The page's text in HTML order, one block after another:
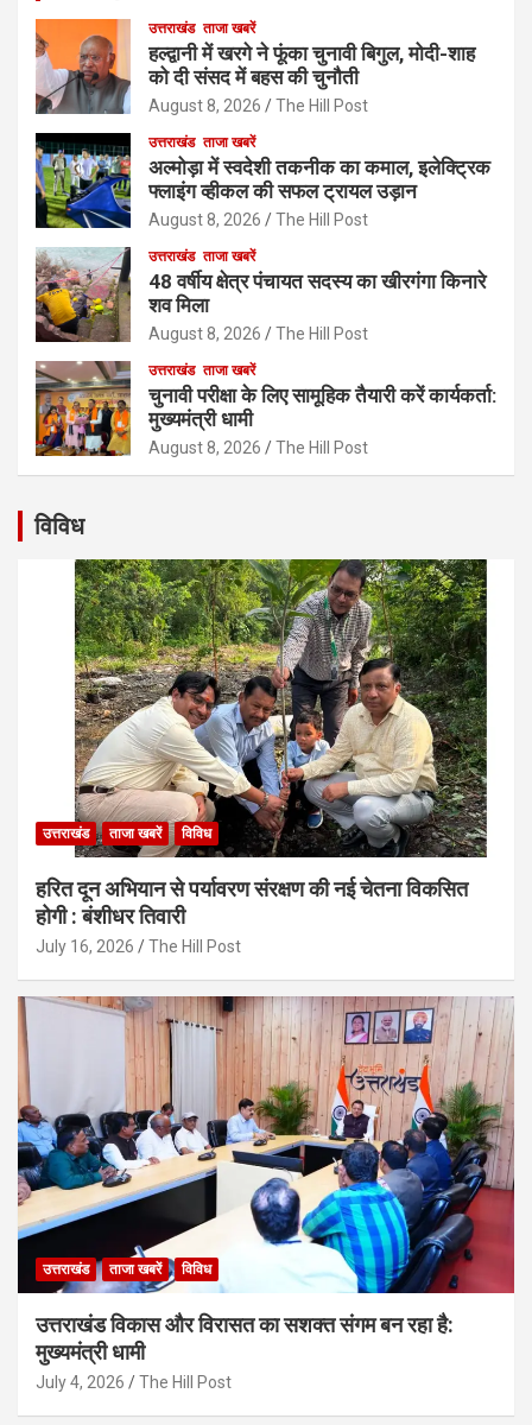
उत्तराखंड ताजा खबरें
हल्द्वानी में खरगे ने फूंका चुनावी बिगुल, मोदी-शाह
को दी संसद में बहस की चुनौती
August 8, 2026 The Hill Post
उत्तराखंड ताजा खबरें
अल्मोड़ा में स्वदेशी तकनीक का कमाल, इलेक्ट्रिक
फ्लाइंग व्हीकल की सफल ट्रायल उड़ान
August 8, 2026 The Hill Post
उत्तराखंड ताजा खबरें
48 वर्षीय क्षेत्र पंचायत सदस्य का खीरगंगा किनारे
शव मिला
August 8, 2026 The Hill Post
उत्तराखंड ताजा खबरें
चुनावी परीक्षा के लिए सामूहिक तैयारी करें कार्यकर्ता:
मुख्यमंत्री धामी
August 8, 2026 The Hill Post
विविध
उत्तराखंड ताजा खबरें विविध
हरित दून अभियान से पर्यावरण संरक्षण की नई चेतना विकसित
होगी : बंशीधर तिवारी
July 16, 2026 The Hill Post
उत्तराखंड ताजा खबरें विविध
उत्तराखंड विकास और विरासत का सशक्त संगम बन रहा है:
मुख्यमंत्री धामी
July 4, 2026 The Hill Post